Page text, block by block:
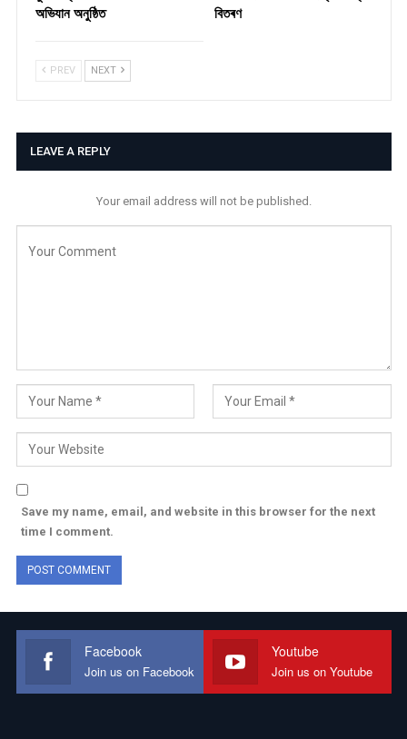
অভিযান অনুষ্ঠিত
বিতৰণ ​
PREV NEXT
LEAVE A REPLY
Your email address will not be published.
Save my name, email, and website in this browser for the next
time I comment.
Facebook
Join us on Facebook
Youtube
Join us on Youtube